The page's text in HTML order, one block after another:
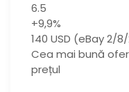
6.5
+9,9%
140 USD (eBay 2/8/
Cea mai bună
prețul